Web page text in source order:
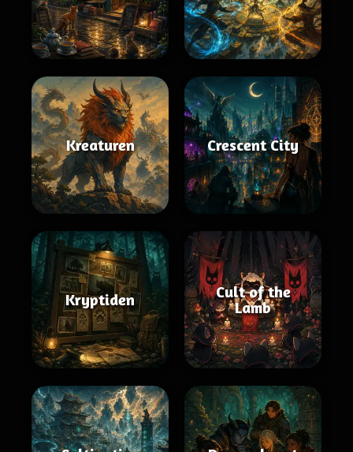
Kreaturen Crescent City
Kryptiden
Cult of the
Lamb